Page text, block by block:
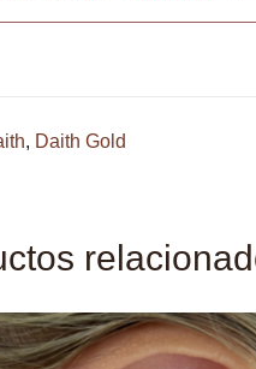
, Daith Gold